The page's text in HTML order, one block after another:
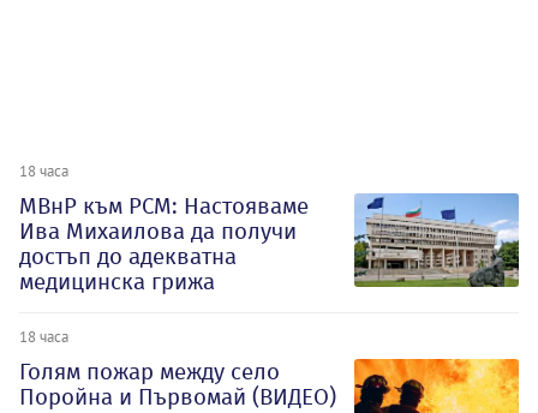
18 часа
МВнР към РСМ: Настояваме
Ива Михаилова да получи
достъп до адекватна
медицинска грижа
18 часа
Голям пожар между село
Поройна и Първомай (ВИДЕО)